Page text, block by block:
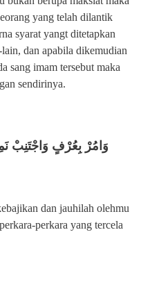
yang telah dilantik
syarat yangt ditetapkan
dan apabila dikemudian
sang imam tersebut maka
sendirinya.
وَامُرْ بِعُرْفٍ وَاجْتَنِبْ
dan jauhilah olehmu
perkara yang tercela